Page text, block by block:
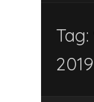
Tag:
2019